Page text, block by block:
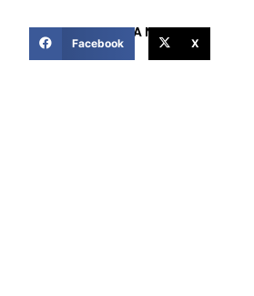
COMPARTIR ESTA NOTICIA
Facebook X